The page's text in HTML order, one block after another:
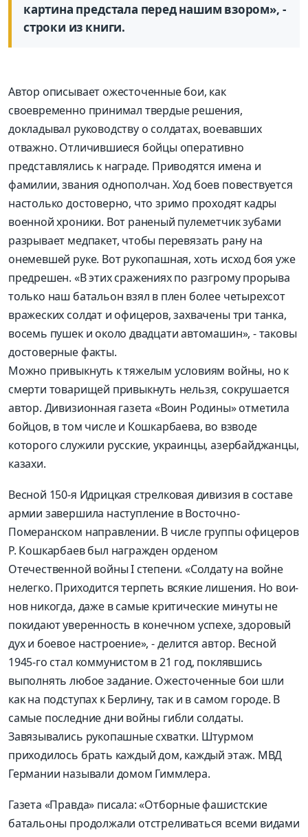
картина предстала перед нашим взором», -
строки из книги.
Автор описывает ожесточенные бои, как
своевременно принимал твердые решения,
докладывал руководству о солдатах, воевавших
отважно. Отличившиеся бойцы оперативно
представлялись к награде. Приводятся имена и
фамилии, звания однополчан. Ход боев повествуется
настолько достоверно, что зримо проходят кадры
военной хроники. Вот раненый пулеметчик зубами
разрывает медпакет, чтобы перевязать рану на
онемевшей руке. Вот рукопашная, хоть исход боя уже
предрешен. «В этих сражениях по разгрому прорыва
только наш батальон взял в плен более четырехсот
вражеских солдат и офицеров, захвачены три танка,
восемь пушек и около двадцати автомашин», - таковы
достоверные факты.
Можно привыкнуть к тяжелым условиям войны, но к
смерти товарищей привыкнуть нельзя, сокрушается
автор. Дивизионная газета «Воин Родины» отметила
бойцов, в том числе и Кошкарбаева, во взводе
которого служили русские, украинцы, азербайджанцы,
казахи.
Весной 150-я Идрицкая стрелковая дивизия в составе
армии завершила наступление в Восточно-
Померанском направлении. В числе группы офицеров
Р. Кошкарбаев был награжден орденом
Отечественной войны I степени. «Солдату на войне
нелегко. Приходится терпеть всякие лишения. Но вои­
нов никогда, даже в самые критические минуты не
покидают уверенность в конечном успехе, здоровый
дух и боевое настроение», - делится автор. Весной
1945-го стал коммунистом в 21 год, поклявшись
выполнять любое задание. Ожесточенные бои шли
как на подступах к Берлину, так и в самом городе. В
самые последние дни войны гибли солдаты.
Завязывались рукопашные схватки. Штурмом
приходилось брать каждый дом, каждый этаж. МВД
Германии называли домом Гиммлера.
Газета «Правда» писала: «Отборные фашистские
батальоны продолжали отстреливаться всеми видами